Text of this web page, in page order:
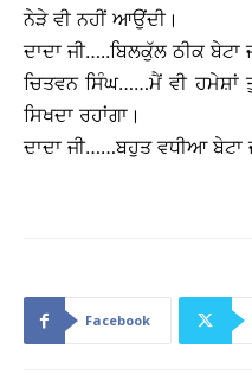
ਨੇੜੇ ਵੀ ਨਹੀਂ ਆਉਂਦੀ।
ਦਾਦਾ ਜੀ…..ਬਿਲਕੁੱਲ ਠੀਕ
ਚਿਤਵਨ ਸਿੰਘ……ਮੈਂ ਵੀ ਹਮੇਸ਼ਾਂ
ਸਿਖਦਾ ਰਹਾਂਗਾ।
ਦਾਦਾ ਜੀ……ਬਹੁਤ ਵਧੀਆ ਬੇਟਾ
Facebook